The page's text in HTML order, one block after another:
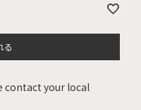
る
contact your local